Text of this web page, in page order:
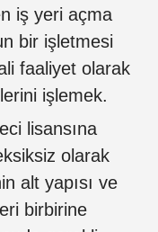
iş yeri açma
bir işletmesi
faaliyet olarak
işlemek.
lisansına
olarak
alt yapısı ve
birbirine